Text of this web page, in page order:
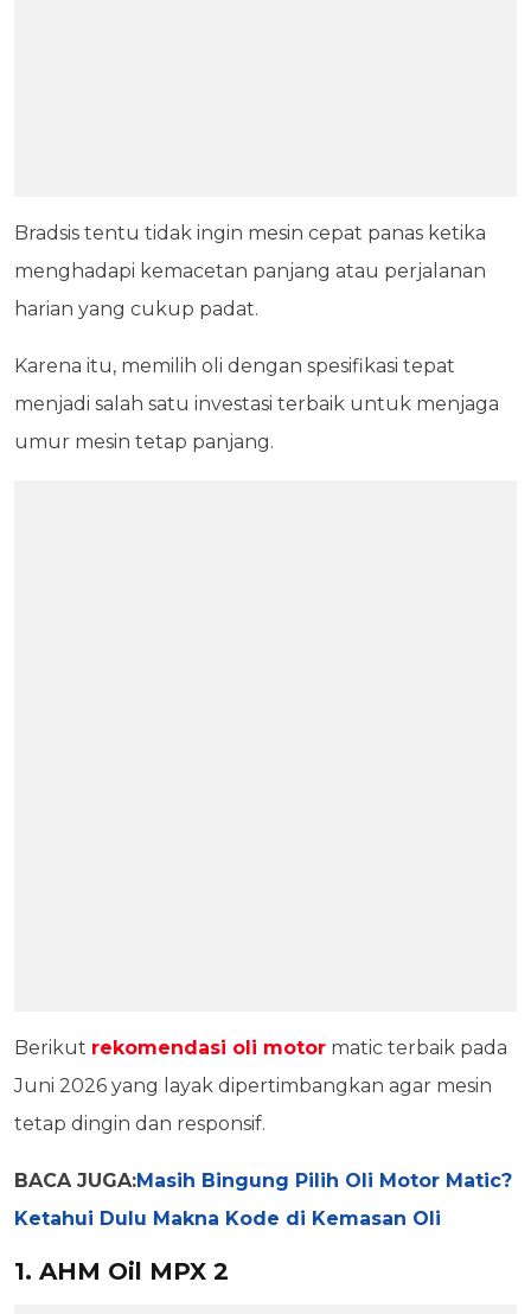
Bradsis tentu tidak ingin mesin cepat panas ketika
menghadapi kemacetan panjang atau perjalanan
harian yang cukup padat.
Karena itu, memilih oli dengan spesifikasi tepat
menjadi salah satu investasi terbaik untuk menjaga
umur mesin tetap panjang.
Berikut rekomendasi oli motor matic terbaik pada
Juni 2026 yang layak dipertimbangkan agar mesin
tetap dingin dan responsif.
BACA JUGA:Masih Bingung Pilih Oli Motor Matic?
Ketahui Dulu Makna Kode di Kemasan Oli
1. AHM Oil MPX 2